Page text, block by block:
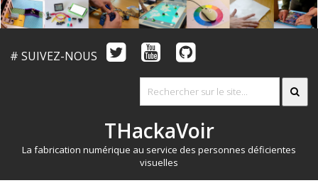
# SUIVEZ-NOUS
THackaVoir
La fabrication numérique au service des personnes déficientes
visuelles